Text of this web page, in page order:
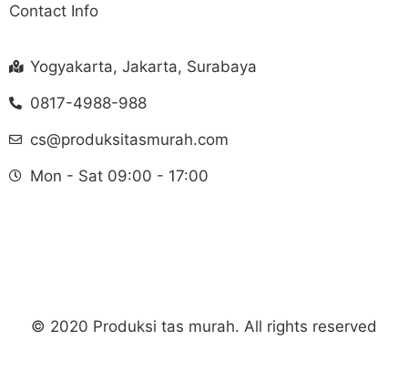
Contact Info
Yogyakarta, Jakarta, Surabaya
0817-4988-988
cs@produksitasmurah.com
Mon - Sat 09:00 - 17:00
© 2020 Produksi tas murah. All rights reserved